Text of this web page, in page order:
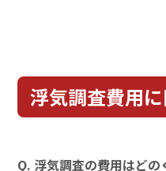
浮気調査費用
Q. 浮気調査の費用はどの